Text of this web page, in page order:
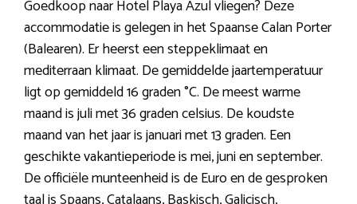
Goedkoop naar Hotel Playa Azul vliegen? Deze
accommodatie is gelegen in het Spaanse Calan Porter
(Balearen). Er heerst een steppeklimaat en
mediterraan klimaat. De gemiddelde jaartemperatuur
ligt op gemiddeld 16 graden °C. De meest warme
maand is juli met 36 graden celsius. De koudste
maand van het jaar is januari met 13 graden. Een
geschikte vakantieperiode is mei, juni en september.
De officiële munteenheid is de Euro en de gesproken